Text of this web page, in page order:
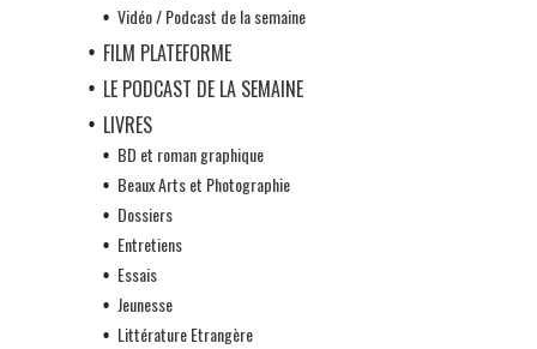
Vidéo / Podcast de la semaine
FILM PLATEFORME
LE PODCAST DE LA SEMAINE
LIVRES
BD et roman graphique
Beaux Arts et Photographie
Dossiers
Entretiens
Essais
Jeunesse
Littérature Etrangère